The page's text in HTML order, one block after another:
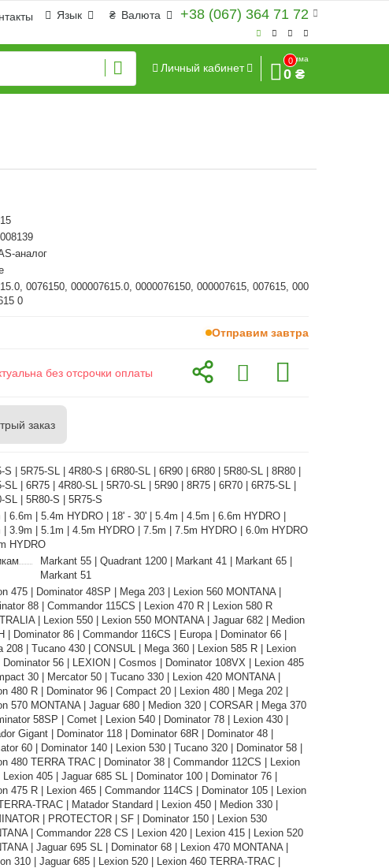
+38 (067) 364 71 72
₴ Валюта
Язык
Личный кабинет
0
Сумма
0 ₴
аналог
0076150, 000007615.0, 0000076150, 000007615, 007615, 000
0
Отправим завтра
без отсрочки оплаты
заказ
S | 5R75-SL | 4R80-S | 6R80-SL | 6R90 | 6R80 | 5R80-SL | 8R80 |
SL | 6R75 | 4R80-SL | 5R70-SL | 5R90 | 8R75 | 6R70 | 6R75-SL |
SL | 5R80-S | 5R75-S
| 6.6m | 5.4m HYDRO | 18' - 30' | 5.4m | 4.5m | 6.6m HYDRO |
| 3.9m | 5.1m | 4.5m HYDRO | 7.5m | 7.5m HYDRO | 6.0m HYDRO
HYDRO
Markant 55 | Quadrant 1200 | Markant 41 | Markant 65 |
Markant 51
475 | Dominator 48SP | Mega 203 | Lexion 560 MONTANA |
88 | Commandor 115CS | Lexion 470 R | Lexion 580 R
| Lexion 550 | Lexion 550 MONTANA | Jaguar 682 | Medion
| Dominator 86 | Commandor 116CS | Europa | Dominator 66 |
208 | Tucano 430 | CONSUL | Mega 360 | Lexion 585 R | Lexion
Dominator 56 | LEXION | Cosmos | Dominator 108VX | Lexion 485
30 | Mercator 50 | Tucano 330 | Lexion 420 MONTANA |
480 R | Dominator 96 | Compact 20 | Lexion 480 | Mega 202 |
570 MONTANA | Jaguar 680 | Medion 320 | CORSAR | Mega 370
58SP | Comet | Lexion 540 | Dominator 78 | Lexion 430 |
Gigant | Dominator 118 | Dominator 68R | Dominator 48 |
60 | Dominator 140 | Lexion 530 | Tucano 320 | Dominator 58 |
480 TERRA TRAC | Dominator 38 | Commandor 112CS | Lexion
Lexion 405 | Jaguar 685 SL | Dominator 100 | Dominator 76 |
475 R | Lexion 465 | Commandor 114CS | Dominator 105 | Lexion
TRAC | Matador Standard | Lexion 450 | Medion 330 |
| PROTECTOR | SF | Dominator 150 | Lexion 530
| Commandor 228 CS | Lexion 420 | Lexion 415 | Lexion 520
| Jaguar 695 SL | Dominator 68 | Lexion 470 MONTANA |
310 | Jaguar 685 | Lexion 520 | Lexion 460 TERRA-TRAC |